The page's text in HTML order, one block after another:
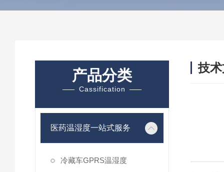
产品分类
Cassification
医药温湿度一站式服务
冷藏车GPRS温湿度
技